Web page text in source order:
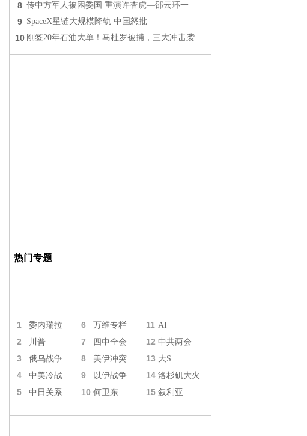
8 传中方军人被困委国 重演许杏虎—邵云环一
9 SpaceX星链大规模降轨 中国怒批
10 刚签20年石油大单！马杜罗被捕，三大冲击袭
热门专题
1 委内瑞拉 6 万维专栏 11 AI
2 川普 7 四中全会 12 中共两会
3 俄乌战争 8 美伊冲突 13 大S
4 中美冷战 9 以伊战争 14 洛杉矶大火
5 中日关系 10 何卫东 15 叙利亚